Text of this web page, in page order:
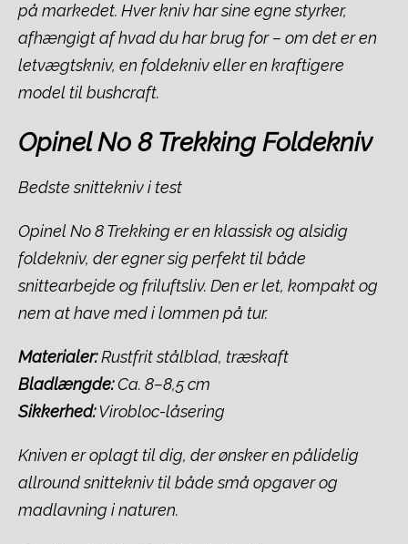
på markedet. Hver kniv har sine egne styrker,
afhængigt af hvad du har brug for – om det er en
letvægtskniv, en foldekniv eller en kraftigere
model til bushcraft.
Opinel No 8 Trekking Foldekniv
Bedste snittekniv i test
Opinel No 8 Trekking er en klassisk og alsidig
foldekniv, der egner sig perfekt til både
snittearbejde og friluftsliv. Den er let, kompakt og
nem at have med i lommen på tur.
Materialer:Rustfrit stålblad, træskaft
Bladlængde:Ca. 8–8,5 cm
Sikkerhed:Virobloc-låsering
Kniven er oplagt til dig, der ønsker en pålidelig
allround snittekniv til både små opgaver og
madlavning i naturen.